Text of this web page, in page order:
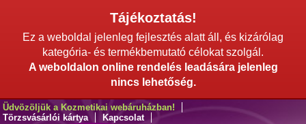
Tájékoztatás!
Ez a weboldal jelenleg fejlesztés alatt áll, és kizárólag
kategória- és termékbemutató célokat szolgál.
A weboldalon online rendelés leadására jelenleg
nincs lehetőség.
Üdvözöljük a Kozmetikai webáruházban!
Törzsvásárlói kártya
Kapcsolat